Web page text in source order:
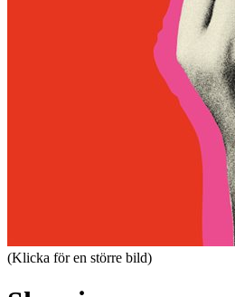
(Klicka för en större bild)